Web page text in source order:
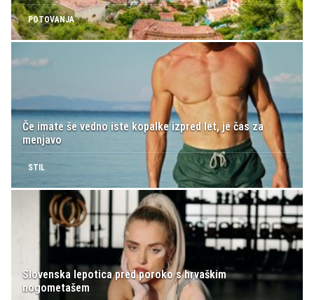
POTOVANJA
Če imate še vedno iste kopalke izpred let, je čas za
menjavo
STIL
Slovenska lepotica pred poroko s hrvaškim
nogometašem